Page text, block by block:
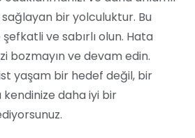
bir yolculuktur. Bu
ve sabırlı olun. Hata
bozmayın ve devam edin.
yaşam bir hedef değil, bir
daha iyi bir